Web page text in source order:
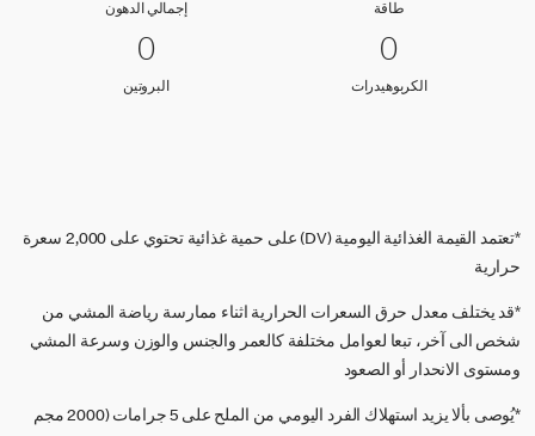
طاقةطاقة إجمالي الدهونإجمالي الدهون
0 الكربوهيدرات
0
0
الكربوهيدراتالكربوهيدرات
0 البروتين
0
البروتين
*تعتمد القيمة الغذائية اليومية (DV) على حمية غذائية تحتوي على 2,000 سعرة
حرارية
*قد يختلف معدل حرق السعرات الحرارية اثناء ممارسة رياضة المشي من
شخص الى آخر، تبعا لعوامل مختلفة كالعمر والجنس والوزن وسرعة المشي
ومستوى الانحدار أو الصعود
*يُوصى بألا يزيد استهلاك الفرد اليومي من الملح على 5 جرامات (2000 مجم